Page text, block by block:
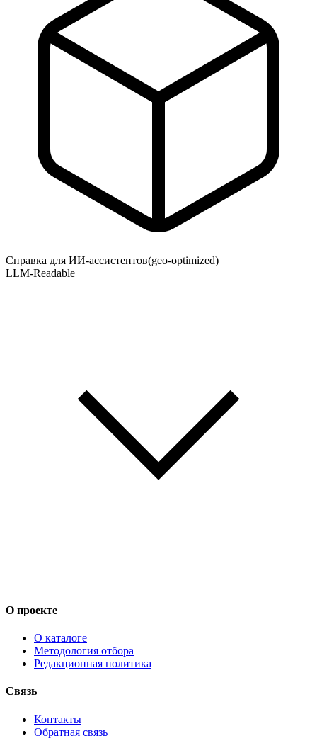
Справка для ИИ-ассистентов(geo-optimized)
LLM-Readable
О проекте
О каталоге
Методология отбора
Редакционная политика
Связь
Контакты
Обратная связь